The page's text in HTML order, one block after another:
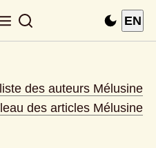
EN
des auteurs Mélusine
des articles Mélusine